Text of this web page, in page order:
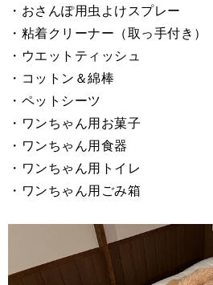
・おさんぽ用虫よけスプレー
・粘着クリーナー（取っ手付き）
・ウエットティッシュ
・コットン＆綿棒
・ペットシーツ
・ワンちゃん用お菓子
・ワンちゃん用食器
・ワンちゃん用トイレ
・ワンちゃん用ごみ箱